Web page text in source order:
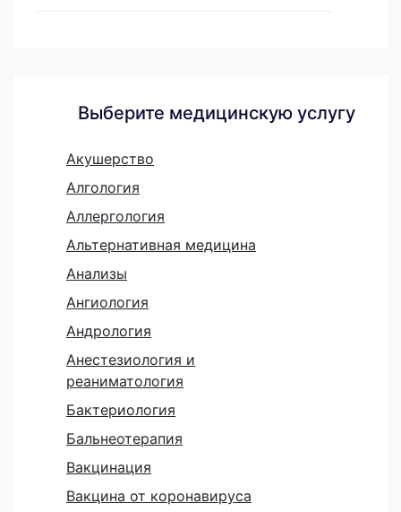
Выберите медицинскую услугу
Акушерство
Алгология
Аллергология
Альтернативная медицина
Анализы
Ангиология
Андрология
Анестезиология и
реаниматология
Бактериология
Бальнеотерапия
Вакцинация
Вакцина от коронавируса